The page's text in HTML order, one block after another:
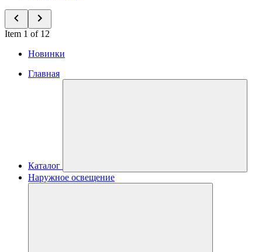
Item 1 of 12
Новинки
Главная
Каталог
Наружное освещение